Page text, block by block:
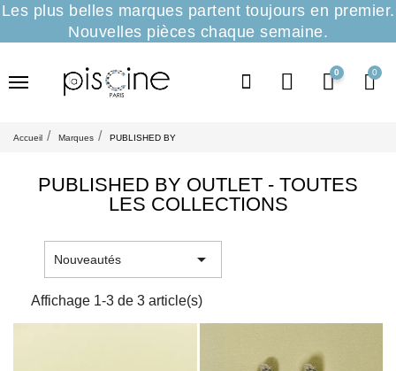
Les plus belles marques partent toujours en premier.
Nouvelles pièces chaque semaine.
0
Accueil Marques PUBLISHED BY
PUBLISHED BY OUTLET - TOUTES
LES COLLECTIONS
Nouveautés 
Affichage 1-3 de 3 article(s)